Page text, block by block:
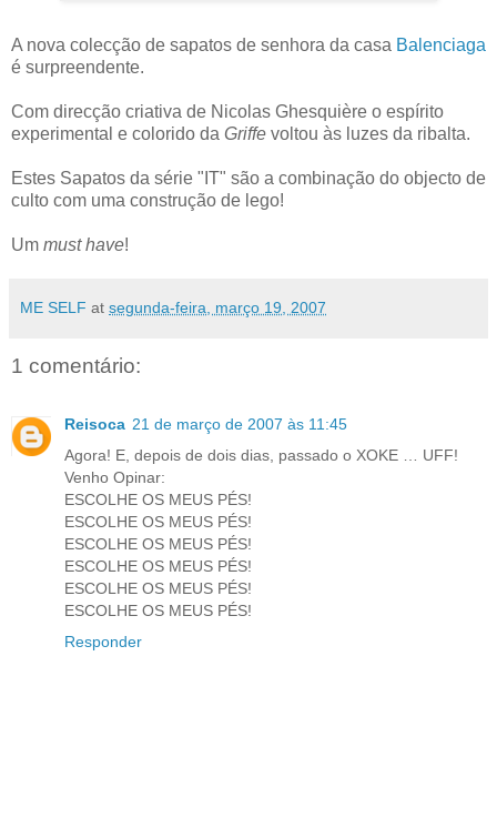
A nova colecção de sapatos de senhora da casa Balenciaga
é surpreendente.
Com direcção criativa de Nicolas Ghesquière o espírito
experimental e colorido da Griffe voltou às luzes da ribalta.
Estes Sapatos da série "IT" são a combinação do objecto de
culto com uma construção de lego!
Um must have!
ME SELF at segunda-feira, março 19, 2007
1 comentário:
Reisoca 21 de março de 2007 às 11:45
Agora! E, depois de dois dias, passado o XOKE … UFF!
Venho Opinar:
ESCOLHE OS MEUS PÉS!
ESCOLHE OS MEUS PÉS!
ESCOLHE OS MEUS PÉS!
ESCOLHE OS MEUS PÉS!
ESCOLHE OS MEUS PÉS!
ESCOLHE OS MEUS PÉS!
Responder